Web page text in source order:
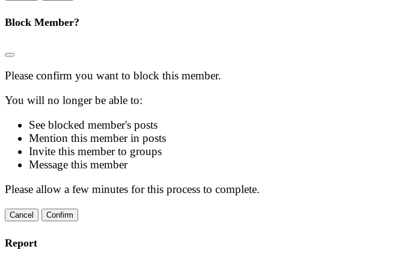
Block Member?
Please confirm you want to block this member.
You will no longer be able to:
See blocked member's posts
Mention this member in posts
Invite this member to groups
Message this member
Please allow a few minutes for this process to complete.
Confirm
Report